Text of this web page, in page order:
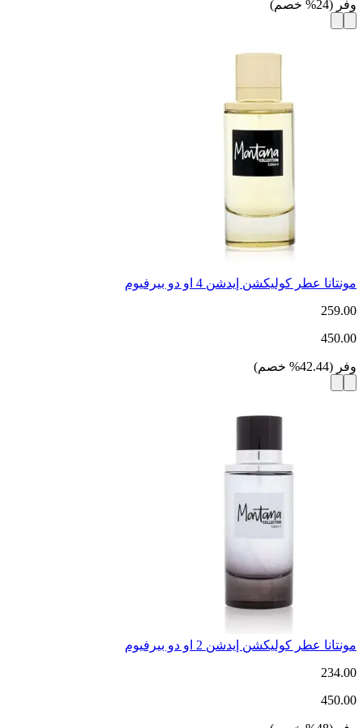
وفر (
24
% خصم)
مونتانا عطر كوليكشن إيدشن 4 او دو بيرفيوم
259.00
450.00
وفر (
42.44
% خصم)
مونتانا عطر كوليكشن إيدشن 2 او دو بيرفيوم
234.00
450.00